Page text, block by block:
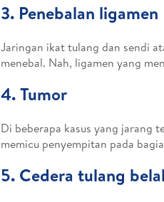
3. Penebalan ligamen
Jaringan ikat tulang dan sendi
menebal. Nah, ligamen yang
4. Tumor
Di beberapa kasus yang jarang
memicu penyempitan pada
5. Cedera tulang